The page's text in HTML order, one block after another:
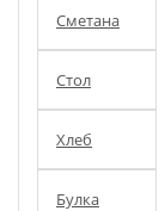
Сметана
Стол
Хлеб
Булка